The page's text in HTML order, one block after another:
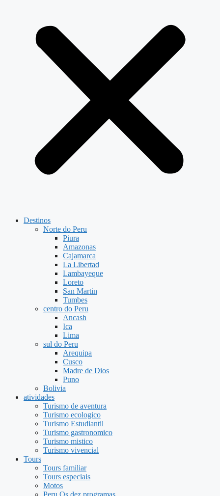
Destinos
Norte do Peru
Piura
Amazonas
Cajamarca
La Libertad
Lambayeque
Loreto
San Martin
Tumbes
centro do Peru
Ancash
Ica
Lima
sul do Peru
Arequipa
Cusco
Madre de Dios
Puno
Bolivia
atividades
Turismo de aventura
Turismo ecologico
Turismo Estudiantil
Turismo gastronomico
Turismo mistico
Turismo vivencial
Tours
Tours familiar
Tours especiais
Motos
Peru Os dez programas